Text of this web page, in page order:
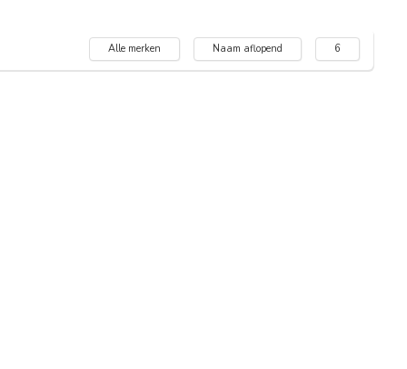
Alle merken Naam aflopend 6